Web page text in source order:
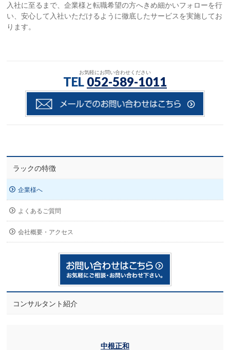
入社に至るまで、企業様と転職希望の方へきめ細かいフォローを行
い、安心して入社いただけるように徹底したサービスを実施してお
ります。
お気軽にお問い合わせください
TEL 052-589-1011
ラックの特徴
企業様へ
よくあるご質問
会社概要・アクセス
コンサルタント紹介
中根正和